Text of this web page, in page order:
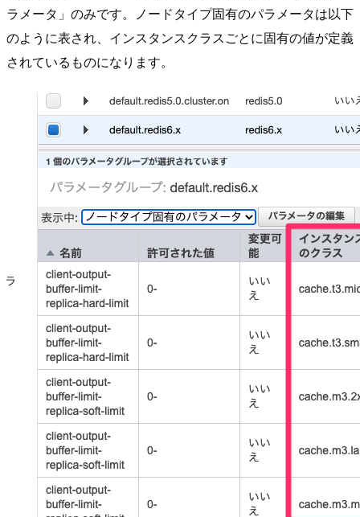
ラメータ」のみです。ノードタイプ固有のパラメータは以下
のように表され、インスタンスクラスごとに固有の値が定義
されているものになります。